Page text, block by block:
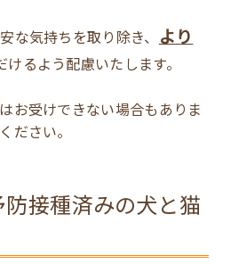
な気持ちを取り除き、 より
るよう配慮いたします。
お受けできない場合もありま
ださい。
接種済みの犬と猫